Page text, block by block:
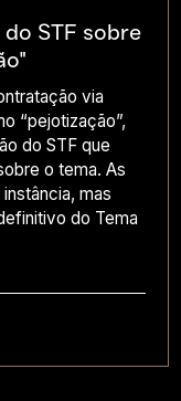
STF sobre
via
“pejotização”,
do STF que
o tema. As
mas
do Tema